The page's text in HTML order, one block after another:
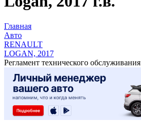
Главная
Авто
RENAULT
LOGAN, 2017
Регламент технического обслуживания